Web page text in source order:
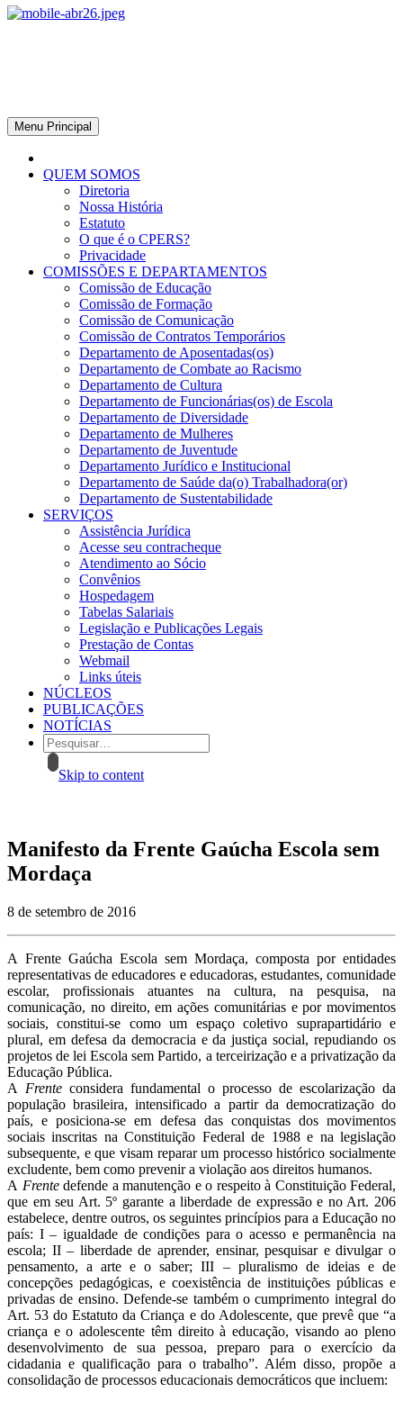
Menu Principal
QUEM SOMOS
Diretoria
Nossa História
Estatuto
O que é o CPERS?
Privacidade
COMISSÕES E DEPARTAMENTOS
Comissão de Educação
Comissão de Formação
Comissão de Comunicação
Comissão de Contratos Temporários
Departamento de Aposentadas(os)
Departamento de Combate ao Racismo
Departamento de Cultura
Departamento de Funcionárias(os) de Escola
Departamento de Diversidade
Departamento de Mulheres
Departamento de Juventude
Departamento Jurídico e Institucional
Departamento de Saúde da(o) Trabalhadora(or)
Departamento de Sustentabilidade
SERVIÇOS
Assistência Jurídica
Acesse seu contracheque
Atendimento ao Sócio
Convênios
Hospedagem
Tabelas Salariais
Legislação e Publicações Legais
Prestação de Contas
Webmail
Links úteis
NÚCLEOS
PUBLICAÇÕES
NOTÍCIAS
Skip to content
Manifesto da Frente Gaúcha Escola sem
Mordaça
8 de setembro de 2016
A Frente Gaúcha Escola sem Mordaça, composta por entidades
representativas de educadores e educadoras, estudantes, comunidade
escolar, profissionais atuantes na cultura, na pesquisa, na
comunicação, no direito, em ações comunitárias e por movimentos
sociais, constitui-se como um espaço coletivo suprapartidário e
plural, em defesa da democracia e da justiça social, repudiando os
projetos de lei Escola sem Partido, a terceirização e a privatização da
Educação Pública.
A Frente considera fundamental o processo de escolarização da
população brasileira, intensificado a partir da democratização do
país, e posiciona-se em defesa das conquistas dos movimentos
sociais inscritas na Constituição Federal de 1988 e na legislação
subsequente, e que visam reparar um processo histórico socialmente
excludente, bem como prevenir a violação aos direitos humanos.
A Frentedefende a manutenção e o respeito à Constituição Federal,
que em seu Art. 5º garante a liberdade de expressão e no Art. 206
estabelece, dentre outros, os seguintes princípios para a Educação no
país: I – igualdade de condições para o acesso e permanência na
escola; II – liberdade de aprender, ensinar, pesquisar e divulgar o
pensamento, a arte e o saber; III – pluralismo de ideias e de
concepções pedagógicas, e coexistência de instituições públicas e
privadas de ensino. Defende-se também o cumprimento integral do
Art. 53 do Estatuto da Criança e do Adolescente, que prevê que “a
criança e o adolescente têm direito à educação, visando ao pleno
desenvolvimento de sua pessoa, preparo para o exercício da
cidadania e qualificação para o trabalho”. Além disso, propõe a
consolidação de processos educacionais democráticos que incluem: